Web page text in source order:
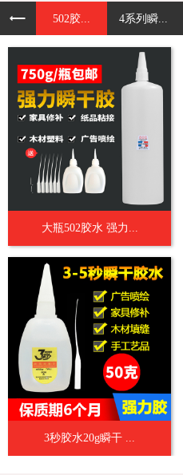
502胶... 4系列瞬...
大瓶502胶水 强力...
3秒胶水20g瞬干 ...